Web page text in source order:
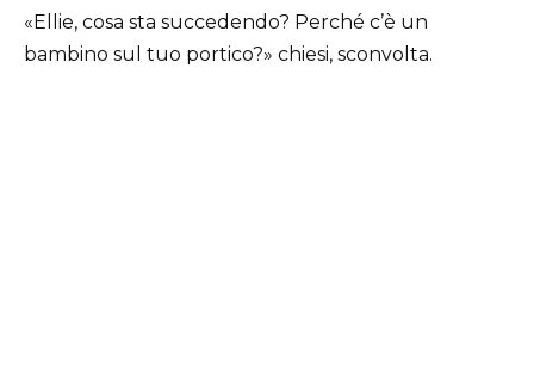
«Ellie, cosa sta succedendo? Perché c’è un
bambino sul tuo portico?» chiesi, sconvolta.